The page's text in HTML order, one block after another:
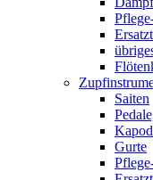
Saiten
Gurte